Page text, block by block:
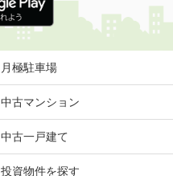
月極駐車場
中古マンション
中古一戸建て
投資物件を探す